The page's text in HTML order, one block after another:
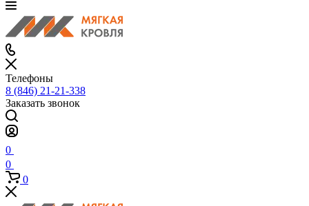
Телефоны
8 (846) 21-21-338
Заказать звонок
0
0
0